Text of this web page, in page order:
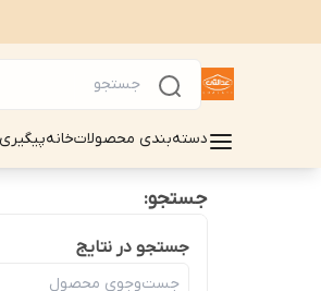
دسته‌بندی محصولاتخانه
جستجو:
جستجو در نتایج